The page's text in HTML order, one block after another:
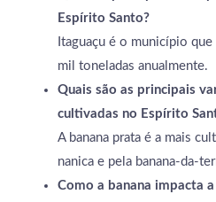
Espírito Santo?
Itaguaçu é o município
mil toneladas anualmente.
Quais são as principais
cultivadas no Espírito
A banana prata é a mais
nanica e pela banana-da-
Como a banana impacta